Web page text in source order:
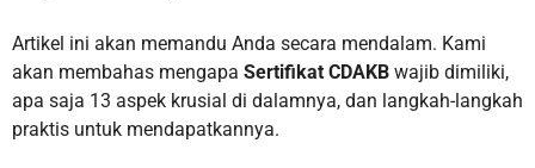
Artikel ini akan memandu Anda secara mendalam. Kami
akan membahas mengapa Sertifikat CDAKB wajib dimiliki,
apa saja 13 aspek krusial di dalamnya, dan langkah-langkah
praktis untuk mendapatkannya.